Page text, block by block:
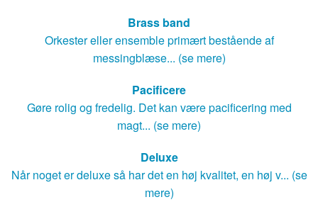
Brass band
Orkester eller ensemble primært bestående af
messingblæse... (se mere)
Pacificere
Gøre rolig og fredelig. Det kan være pacificering med
magt... (se mere)
Deluxe
Når noget er deluxe så har det en høj kvalitet, en høj v... (se
mere)